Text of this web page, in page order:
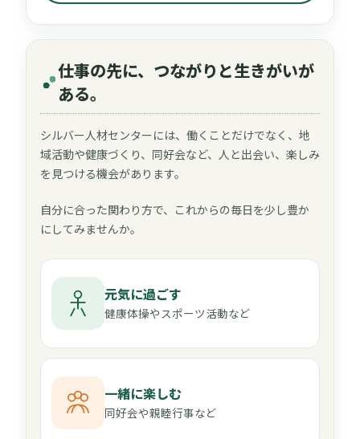
仕事の先に、つながりと生きがいが
ある。
シルバー人材センターには、働くことだけでなく、地
域活動や健康づくり、同好会など、人と出会い、楽しみ
を見つける機会があります。
自分に合った関わり方で、これからの毎日を少し豊か
にしてみませんか。
元気に過ごす
健康体操やスポーツ活動など
一緒に楽しむ
同好会や親睦行事など